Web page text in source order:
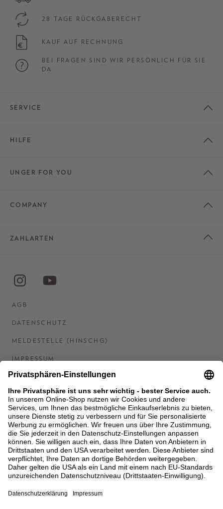
28 TAGE RÜCKGABERECHT
KAUF AUF RECHNUNG
BEI FRAGEN SIND WIR PERSÖNLICH FÜR SIE
DA
SERVICE
HILFE
UNGER FOR YOU
COMPANY
ZAHLARTEN
AGB
DATENSCHUTZ
MELDESTELLE (HINSCHG)
IMPRESSUM
BARRIEREFREIHEITSERKLÄRUNG
KONTAKT
COOKIES
MEN'S WORLD: BRAUN HAMBURG
Ein Unternehmen der Unger GmbH & Co. KG
EINKAUF VON 400 € NACH RETOURE, NICHT